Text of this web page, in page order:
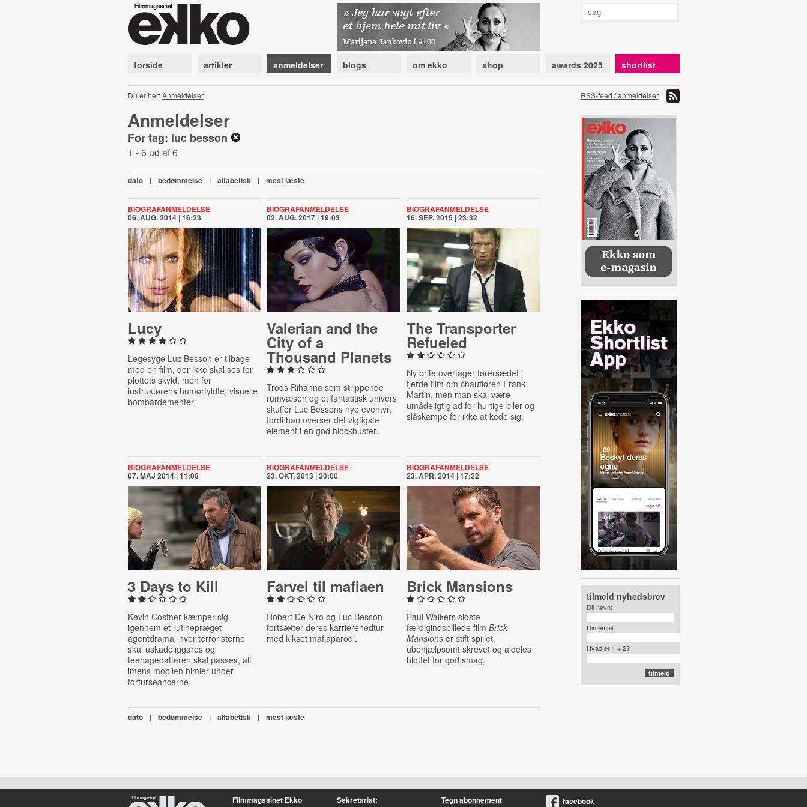
forside artikler anmeldelser blogs om ekko shop awards 2025 shortlist
Du er her:Anmeldelser RSS-feed / anmeldelser
Anmeldelser
For tag: luc besson
1 - 6 ud af 6
dato | bedømmelse | alfabetisk | mest læste
BIOGRAFANMELDELSE
06. AUG. 2014 | 16:23
Lucy
Legesyge Luc Besson er tilbage
med en film, der ikke skal ses for
plottets skyld, men for
instruktørens humørfyldte, visuelle
bombardementer.
BIOGRAFANMELDELSE
02. AUG. 2017 | 19:03
Valerian and the
City of a
Thousand Planets
Trods Rihanna som strippende
rumvæsen og et fantastisk univers
skuffer Luc Bessons nye eventyr,
fordi han overser det vigtigste
element i en god blockbuster.
BIOGRAFANMELDELSE
16. SEP. 2015 | 23:32
The Trans­port­er
Refueled
Ny brite overtager førersædet i
fjerde film om chaufføren Frank
Martin, men man skal være
umådeligt glad for hurtige biler og
slåskampe for ikke at kede sig.
BIOGRAFANMELDELSE
07. MAJ 2014 | 11:08
3 Days to Kill
Kevin Costner kæmper sig
igennem et rutinepræget
agentdrama, hvor terroristerne
skal uskadeliggøres og
teenagedatteren skal passes, alt
imens mobilen bimler under
torturseancerne.
BIOGRAFANMELDELSE
23. OKT. 2013 | 20:00
Farvel til mafiaen
Robert De Niro og Luc Besson
fortsætter deres karrierenedtur
med kikset mafiaparodi.
BIOGRAFANMELDELSE
23. APR. 2014 | 17:22
Brick Mansions
Paul Walkers sidste
færdigindspillede film Brick
Mansionser stift spillet,
ubehjælpsomt skrevet og aldeles
blottet for god smag.
dato | bedømmelse | alfabetisk | mest læste
tilmeld nyhedsbrev
Dit navn:
Din email:
Hvad er 1 + 2?
Filmmagasinet Ekko Sekretariat:
Tegn abonnement
facebook